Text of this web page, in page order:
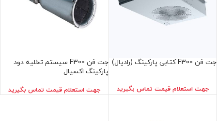
جت فن F300 کتابی پارکینگ (رادیال)
جهت استعلام قيمت تماس بگيريد
جت فن F300 سيستم تخليه دود
پاركينگ اكسيال
جهت استعلام قيمت تماس بگيريد